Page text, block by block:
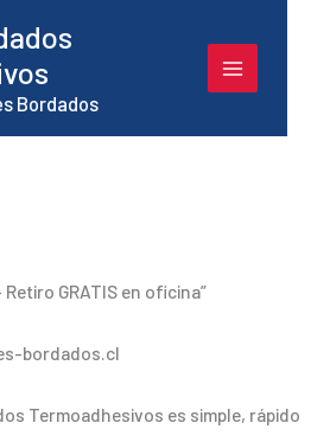
Bordados
GRATIS en oficina”
bordados.cl
Termoadhesivos es simple, rápido